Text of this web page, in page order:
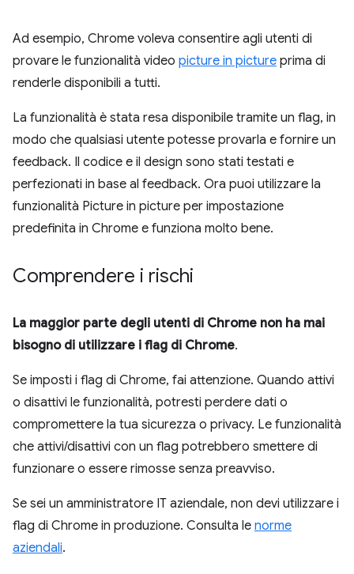
Ad esempio, Chrome voleva consentire agli utenti di
provare le funzionalità video picture in picture prima di
renderle disponibili a tutti.
La funzionalità è stata resa disponibile tramite un flag, in
modo che qualsiasi utente potesse provarla e fornire un
feedback. Il codice e il design sono stati testati e
perfezionati in base al feedback. Ora puoi utilizzare la
funzionalità Picture in picture per impostazione
predefinita in Chrome e funziona molto bene.
Comprendere i rischi
La maggior parte degli utenti di Chrome non ha mai
bisogno di utilizzare i flag di Chrome.
Se imposti i flag di Chrome, fai attenzione. Quando attivi
o disattivi le funzionalità, potresti perdere dati o
compromettere la tua sicurezza o privacy. Le funzionalità
che attivi/disattivi con un flag potrebbero smettere di
funzionare o essere rimosse senza preavviso.
Se sei un amministratore IT aziendale, non devi utilizzare i
flag di Chrome in produzione. Consulta le norme
aziendali.